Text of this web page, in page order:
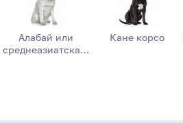
Алабай или
среднеазиатска…
Кане корсо